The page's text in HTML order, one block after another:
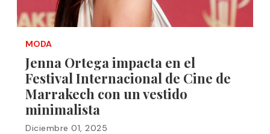
MODA
Jenna Ortega impacta en el
Festival Internacional de Cine de
Marrakech con un vestido
minimalista
Diciembre 01, 2025